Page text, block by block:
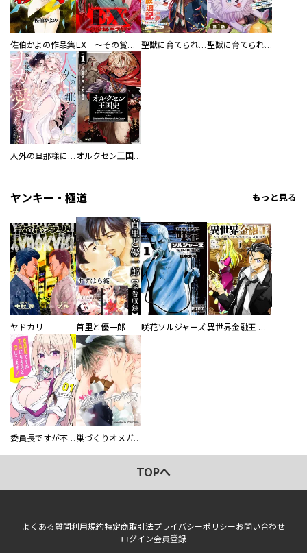
佐伯かよの作品集 EX ～その賞金稼ぎは、世界の出口を探す～【単行本版】 聖獣に育てられた少年の異世界ゆるり放浪記～神様からもらったチート魔法で、仲間たちとスローライフを満喫中～ 聖獣に育てられた少年の異世界ゆるり放浪記～神様からもらったチート魔法で、仲間たちとスローライフを満喫中～【分冊版】
人外の旦那様に娶られ毎晩ナカまで愛される…。アンソロジー オルクセン王国史
ヤンキー・極道 もっと見る
ヤドカリ 首里と優一郎 咲花ソルジャーズ 異世界金融王 ～クローネ・ゴルディオンの覇道～
委員長ですが不良になるほど恋してます！ 巣づくりオメガバース
TOPへ
よくある質問利用規約特定商取引法プライバシーポリシーお問い合わせ
ログイン会員登録